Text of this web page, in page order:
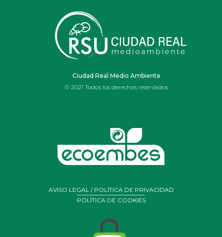
Ciudad Real Medio Ambiente
© 2021 Todos los derechos reservados
AVISO LEGAL / POLÍTICA DE PRIVACIDAD
POLÍTICA DE COOKIES
Belenes.
IES OJOS DEL
GUADIANA
Portal de Belén realizado por alumnos y profesores de
del Ies Ojos del Guadiana de Daimiel con residuos y